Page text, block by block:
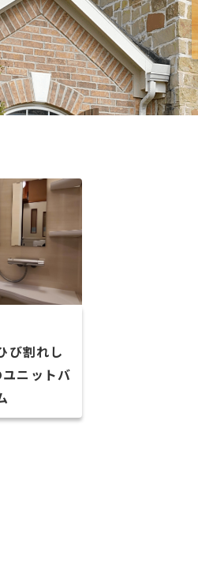
び割れし
ニットバ